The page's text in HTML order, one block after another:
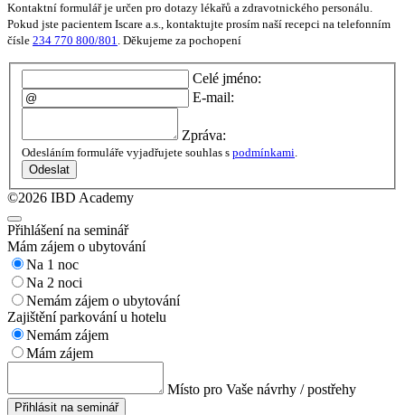
Kontaktní formulář je určen pro dotazy lékařů a zdravotnického personálu.
Pokud jste pacientem Iscare a.s., kontaktujte prosím naší recepci na telefonním
čísle 234 770 800/801. Děkujeme za pochopení
Celé jméno:
E-mail:
Zpráva:
Odesláním formuláře vyjadřujete souhlas s podmínkami
Odeslat
©2026 IBD Academy
Přihlášení na seminář
Mám zájem o ubytování
Na 1 noc
Na 2 noci
Nemám zájem o ubytování
Zajištění parkování u hotelu
Nemám zájem
Mám zájem
Místo pro Vaše návrhy / postřehy
Přihlásit na seminář